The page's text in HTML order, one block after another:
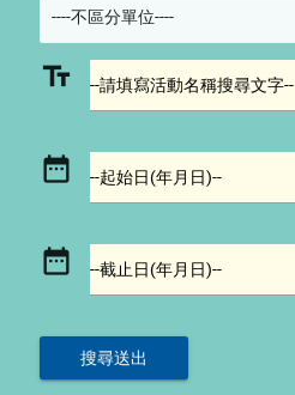
text_fields --請填寫活動名稱搜尋文字--
date_range --起始日(年月日)--
date_range --截止日(年月日)--